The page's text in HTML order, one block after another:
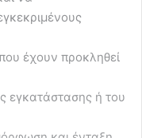
έχουν προκληθεί
εγκατάστασης ή του